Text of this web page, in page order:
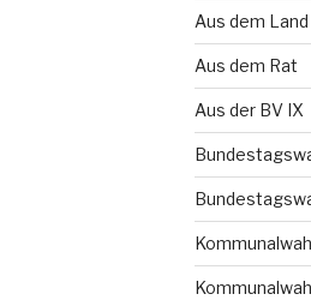
Aus dem Land
Aus dem Rat
Aus der BV IX